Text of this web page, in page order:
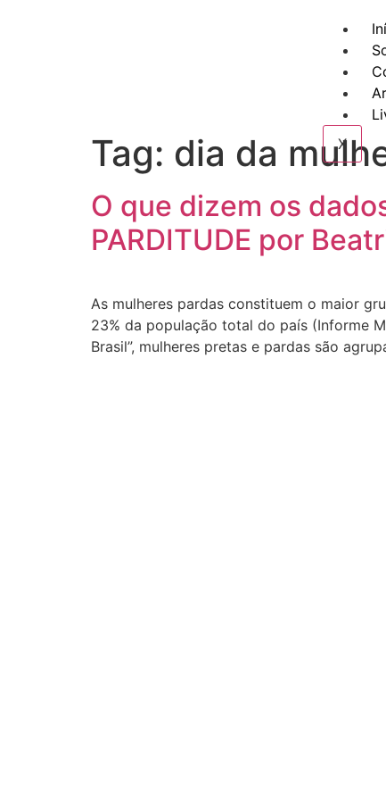
X
Tag: dia da
O que dizem os
PARDITUDE por
As mulheres pardas constituem o maior
23% da população total do país (Informe
Brasil”, mulheres pretas e pardas são